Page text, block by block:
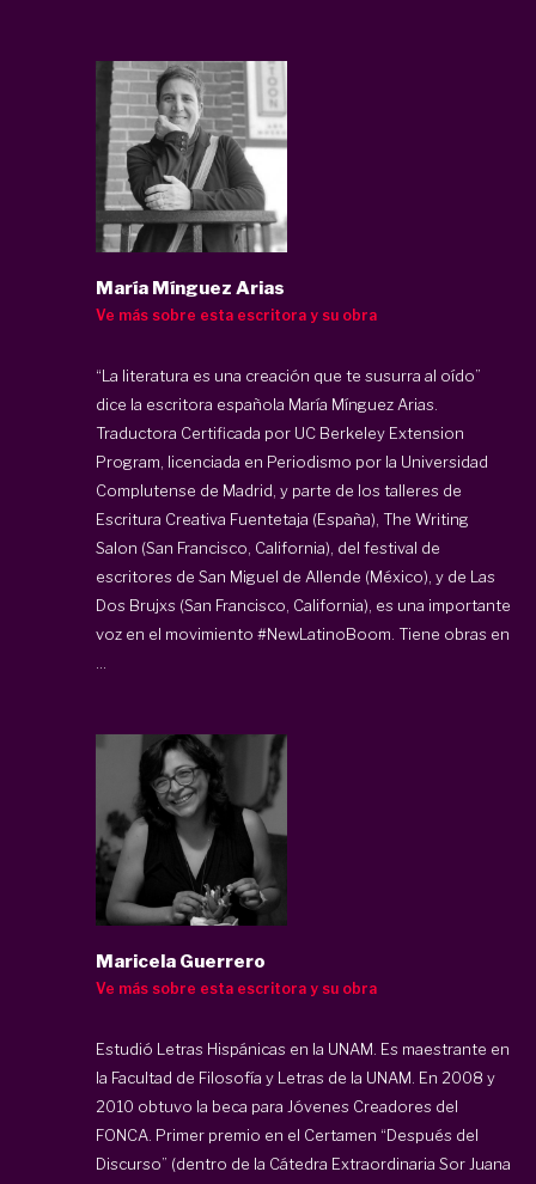
María Mínguez Arias
Ve más sobre esta escritora y su obra
“La literatura es una creación que te susurra al oído”
dice la escritora española María Mínguez Arias
Traductora Certificada por UC Berkeley Extension
Program, licenciada en Periodismo por la Universidad
Complutense de Madrid, y parte de los talleres de
Escritura Creativa Fuentetaja (España), The Writing
Salon (San Francisco, California), del festival de
escritores de San Miguel de Allende (México), y de Las
Dos Brujxs (San Francisco, California), es una importante
voz en el movimiento #NewLatinoBoom. Tiene obras en
Maricela Guerrero
Ve más sobre esta escritora y su obra
Estudió Letras Hispánicas en la UNAM. Es maestrante en
la Facultad de Filosofía y Letras de la UNAM. En 2008 y
2010 obtuvo la beca para Jóvenes Creadores del
FONCA. Primer premio en el Certamen “Después del
Discurso” (dentro de la Cátedra Extraordinaria Sor Juana